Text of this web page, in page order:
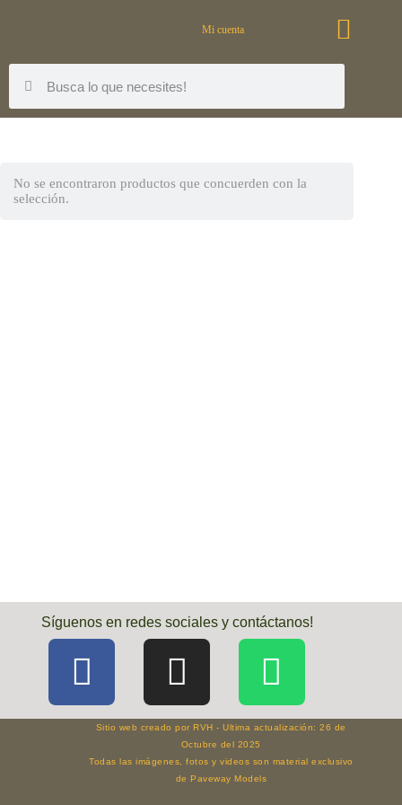
Mi cuenta
No se encontraron productos que concuerden con la
selección.
Síguenos en redes sociales y contáctanos!
Sitio web creado por RVH - Ultima actualización: 26 de
Octubre del 2025
Todas las imágenes, fotos y videos son material exclusivo
de Paveway Models